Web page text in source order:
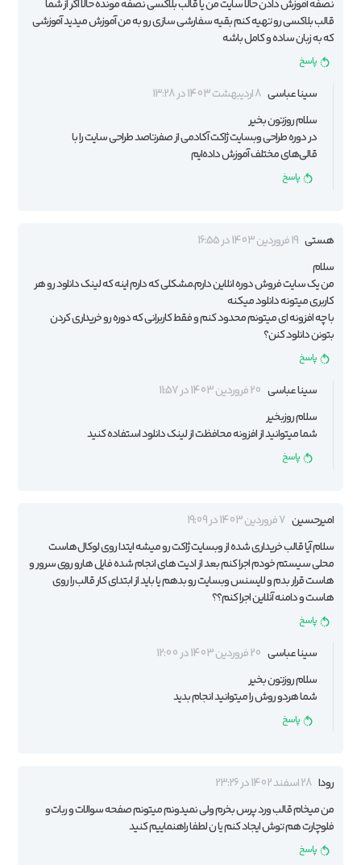
نصفه آموزش دادن حالا سایت من یا قالب بلاکسی نصفه مونده حالا اگر از شما
قالب بلاکسی رو تهیه کنم بقیه سفارشی سازی رو به من آموزش میدید آموزشی
که به زبان ساده و کامل باشه
پاسخ
سینا عباسی 8 اردیبهشت 1403 در 13:28
سلام روزتون بخیر
دردوره طراحی وبسایت ژاکت آکادمیاز صفرتاصد طراحی سایت را با
قالی‌های مختلف آموزش داده‌ایم
پاسخ
هستی 19 فروردین 1403 در 16:55
سلام
من یک سایت فروش دوره انلاین دارم.مشکلی که دارم اینه که لینک دانلود رو هر
کاربری میتونه دانلود میکنه
با چه افزونه ای میتونم محدود کنم و فقط کاربرانی که دوره رو خریداری کردن
بتونن دانلود کنن؟
پاسخ
سینا عباسی 20 فروردین 1403 در 11:57
سلام روزبخیر
شما میتوانید ازافزونه محافظت از لینک دانلوداستفاده کنید
پاسخ
امیرحسین 7 فروردین 1403 در 19:09
سلام آیا قالب خریداری شده از وبسایت ژاکت رو میشه ایتدا روی لوکال هاست
محلی سیستم خودم اجرا کنم بعد از ادیت های انجام شده فایل هارو روی سرور و
هاست قرار بدم و لایسنس وبسایت رو بدهم یا باید از ابتدای کار قالب را روی
هاست و دامنه آنلاین اجرا کنم؟؟
پاسخ
سینا عباسی 20 فروردین 1403 در 12:00
سلام روزتون بخیر
شما هردو روش را میتوانید انجام بدید
پاسخ
رودا 28 اسفند 1402 در 23:26
من میخام قالب ورد پرس بخرم ولی نمیدونم میتونم صفحه سوالات و ربات و
فلوچارت هم توش ایجاد کنم یا ن لطفا راهنماییم کنید
پاسخ